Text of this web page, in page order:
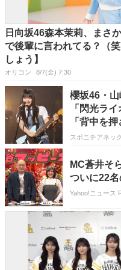
日向坂46森本茉莉、まさ
で後輩に言われてる？（
しょう】
オリコン 8/7(金) 7:30
櫻坂46・
「閃光ラ
「背中を押
スポニチアネッ
MC蒼井そ
ついに22名
Yahoo!ニュース